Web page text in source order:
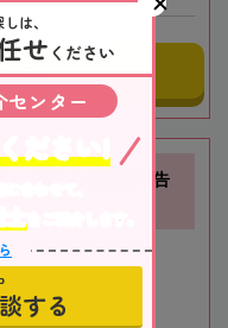
する
い、確かな相続税申告
江坂駅
は、
せください
センター
合わせて、
をご紹介します。
する